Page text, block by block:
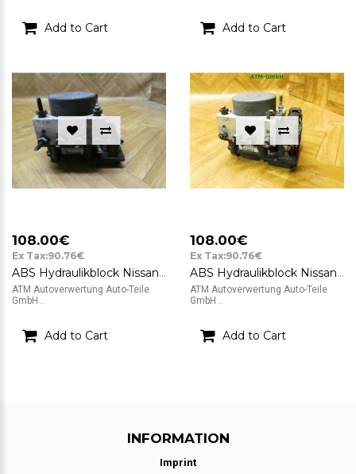
Add to Cart Add to Cart
108.00€
Ex Tax:90.76€
ABS Hydraulikblock Nissan Note 0265800518 78802-A0367 47660-90100
ATM Autoverwertung Auto-Teile
GmbH ..
Add to Cart
108.00€
Ex Tax:90.76€
ABS Hydraulikblock Nissan Note E11 Bosch 0265231732 476609U100
ATM Autoverwertung Auto-Teile
GmbH ..
Add to Cart
INFORMATION
Imprint